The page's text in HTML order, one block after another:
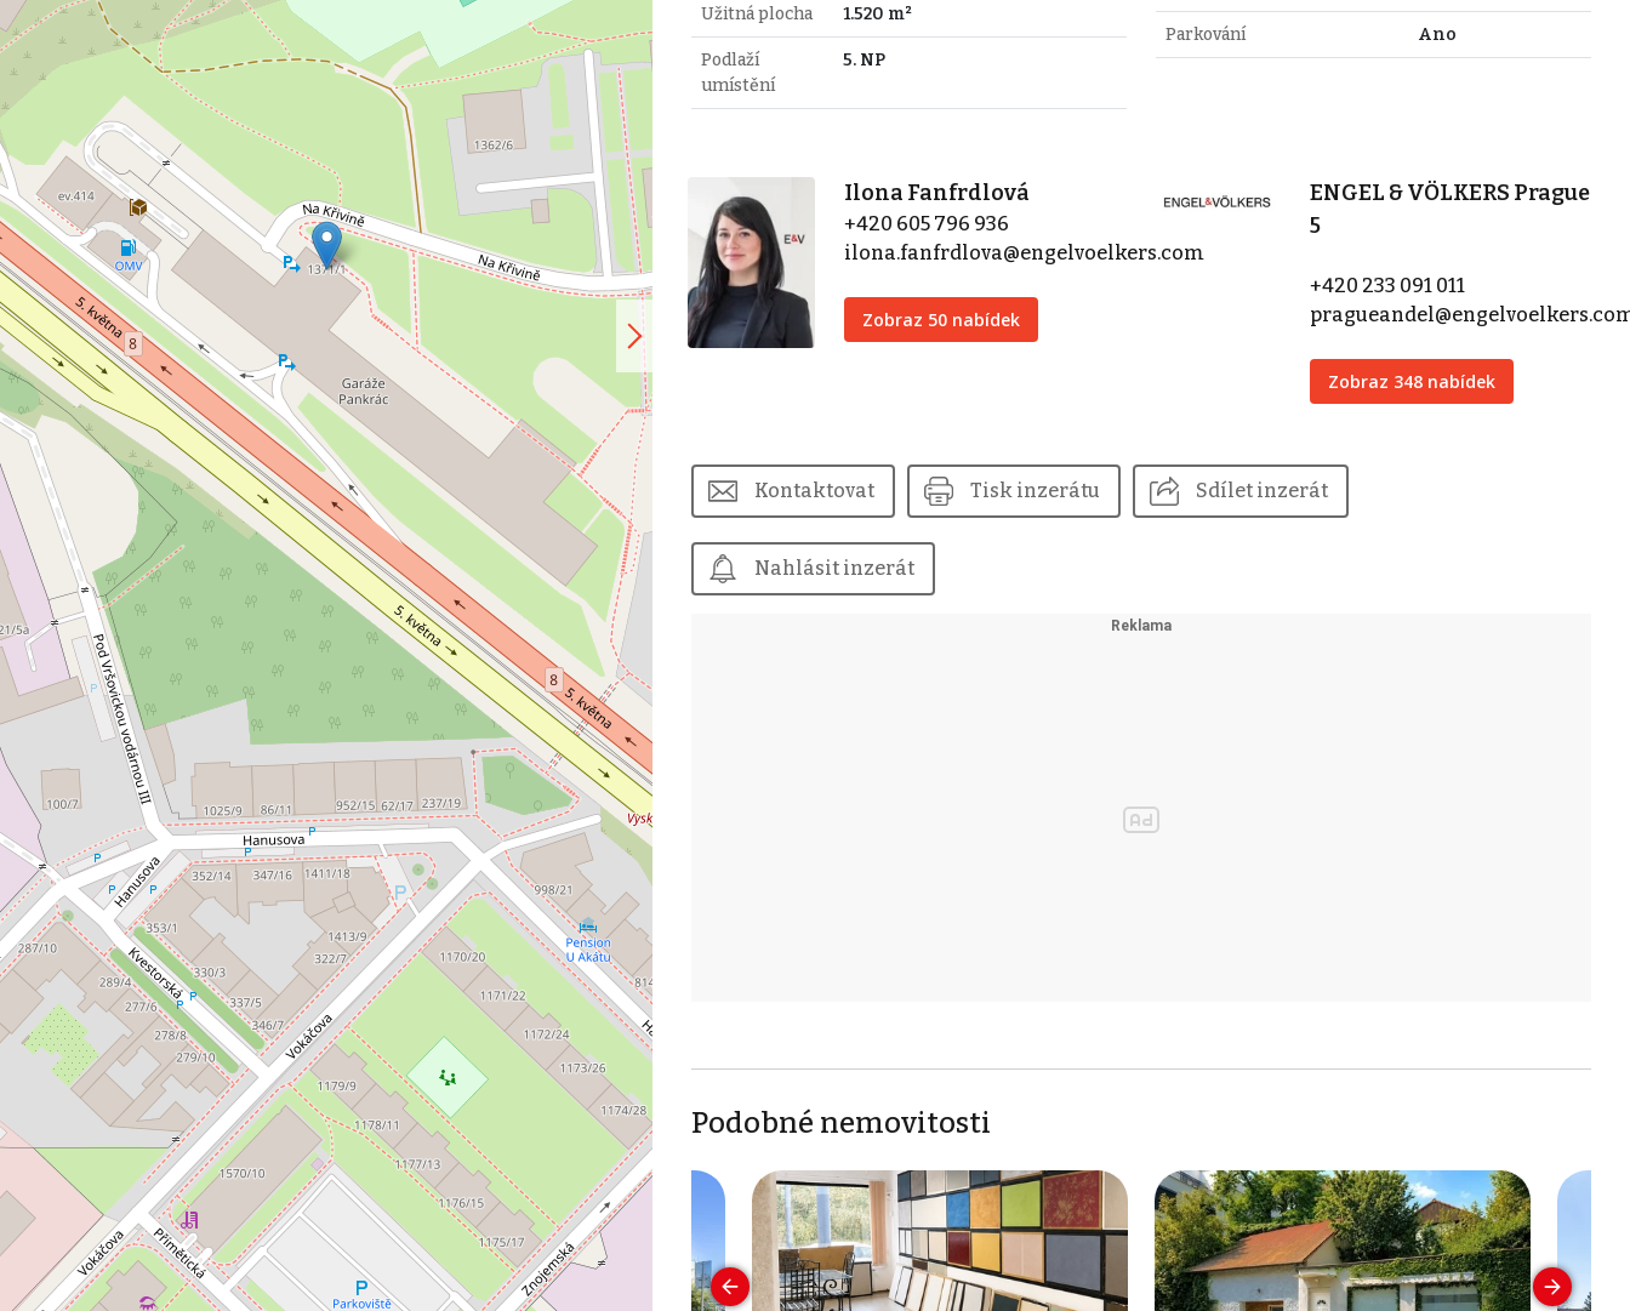
Užitná plocha 1.520 m²
Podlaží
umístění
5. NP
Parkování Ano
Ilona Fanfrdlová
+420 605 796 936
ilona.fanfrdlova@engelvoelkers.com
Zobraz 50 nabídek
ENGEL & VÖLKERS Prague
5
+420 233 091 011
Zobraz 348 nabídek
Kontaktovat Tisk inzerátu Sdílet inzerát
Nahlásit inzerát
Podobné nemovitosti